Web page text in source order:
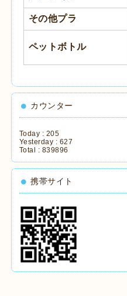
その他プラ
ペットボトル
カウンター
Today : 205
Yesterday : 627
Total : 839896
携帯サイト